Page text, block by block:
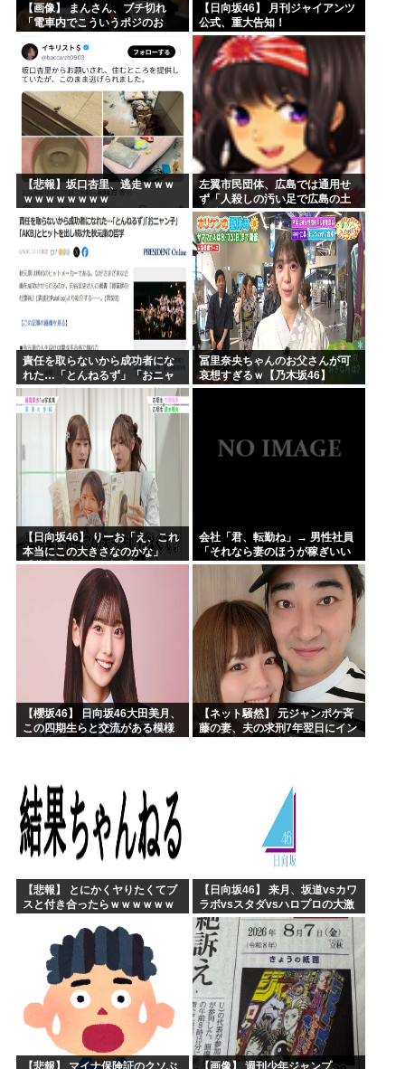
【画像】 まんさん、ブチ切れ
「電車内でこういうポジのお
【日向坂46】 月刊ジャイアンツ
公式、重大告知！
【悲報】坂口杏里、逃走ｗｗｗ
ｗｗｗｗｗｗｗｗ
左翼市民団体、広島では通用せ
ず「人殺しの汚い足で広島の土
を踏むな！」→広島県民「お前
らの方が汚いんじゃ！」「ワシ
らが広島県民じゃ」
責任を取らないから成功者にな
れた…「とんねるず」「おニャ
ン子」「AKB」とヒットを出し
続けた秋元康の哲学！！！
冨里奈央ちゃんのお父さんが可
哀想すぎるｗ【乃木坂46】
【日向坂46】 りーお「え、これ
本当にこの大きさなのかな」
【藤嶌果歩 1st写真集】
会社「君、転勤ね」→ 男性社員
「それなら妻のほうが稼ぎいい
んで辞めます」⇒ 結果・・・
【櫻坂46】 日向坂46大田美月、
この四期生らと交流がある模様
【ネット騒然】 元ジャンポケ斉
藤の妻、夫の求刑7年翌日にイン
【悲報】 とにかくヤりたくてブ
スと付き合ったらｗｗｗｗｗｗ
【日向坂46】 来月、坂道vsカワ
ラボvsスタダvsハロプロの大激
戦
【悲報】 マイナ保険証のクソぶ 【画像】 週刊少年ジャンプ、